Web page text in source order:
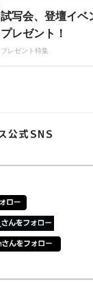
試写会、登壇イベ
プレゼント！
プレゼント特集